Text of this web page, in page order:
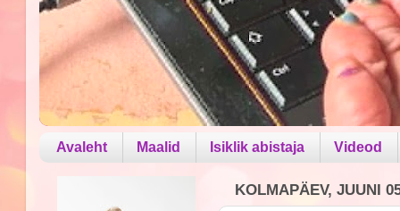
Avaleht Maalid Isiklik abistaja Videod
KOLMAPÄEV, JUUNI